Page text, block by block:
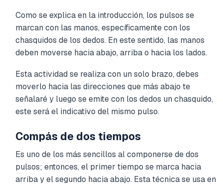
Como se explica en la introducción, los pulsos se
marcan con las manos, específicamente con los
chasquidos de los dedos. En este sentido, las manos
deben moverse hacia abajo, arriba o hacia los lados.
Esta actividad se realiza con un solo brazo, debes
moverlo hacia las direcciones que más abajo te
señalaré y luego se emite con los dedos un chasquido,
este será el indicativo del mismo pulso.
Compás de dos tiempos
Es uno de los más sencillos al componerse de dos
pulsos; entonces, el primer tiempo se marca hacia
arriba y el segundo hacia abajo. Esta técnica se usa en